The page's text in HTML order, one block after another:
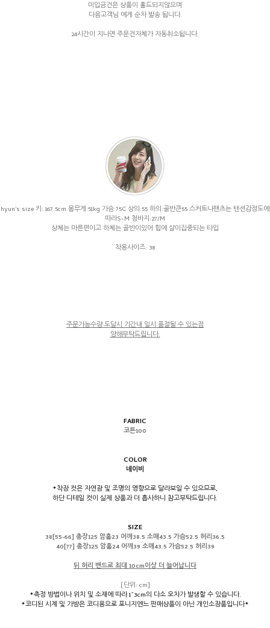
미입금건은 상품이 홀드되지않으며
다음고객님 에게 순차 발송 됩니다.
24시간이 지나면 주문건자체가 자동취소됩니다.
hyun's size 키: 167.5cm 몸무게:51kg 가슴:75C 상의:55 하의:골반큰55 스커트나팬츠는 텐션감정도에
따라S-M 청바지:27/M
상체는 마른편이고 하체는 골반이있어 힙에 살이집중되는 타입
착용사이즈: 38
주문가능수량 도달시 기간내 일시 품절될 수 있는점
양해부탁드립니다.
FABRIC
코튼100
COLOR
네이비
*착장 컷은 자연광 및 조명의 영향으로 달라보일 수 있으므로,
하단 디테일 컷이 실제 상품과 더 흡사하니 참고부탁드립니다.
SIZE
38[55-66] 총장125 암홀23 어깨38.5 소매43.5 가슴52.5 허리36.5
40[77] 총장125 암홀24 어깨39 소매43.5 가슴52.5 허리39
뒤 허리 밴드로 최대 10cm이상 더 늘어납니다
[단위: cm]
*측정 방법이나 위치 및 소재에 따라 1~3cm의 다소 오차가 발생할 수 있습니다.
*코디된 시계 및 가방은 코디용으로 포니지엔느 판매상품이 아닌 개인소장품입니다*